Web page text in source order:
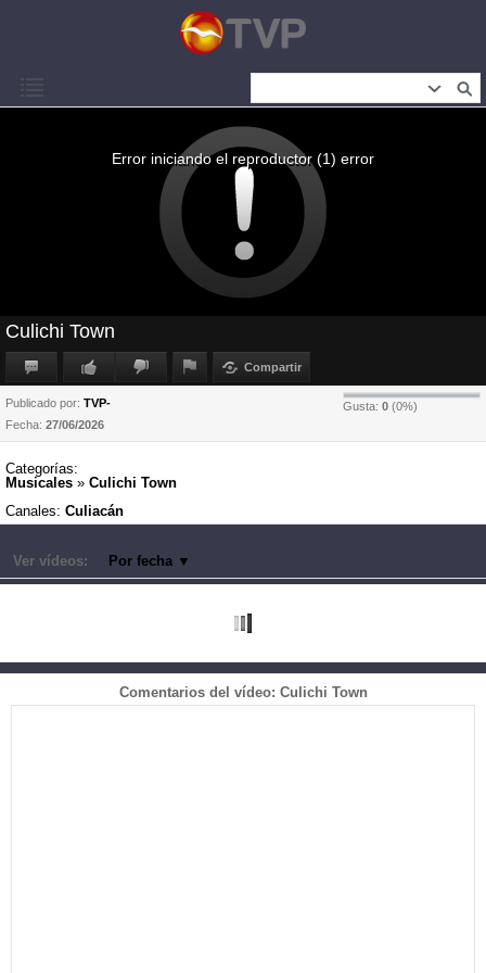
Error iniciando el reproductor (1) error
Culichi Town
Compartir
Gusta: 0 (0%)
Publicado por: TVP-
Fecha: 27/06/2026
Categorías:
Musicales » Culichi Town
Canales: Culiacán
Ver vídeos: Por fecha ▼
Comentarios del vídeo: Culichi Town